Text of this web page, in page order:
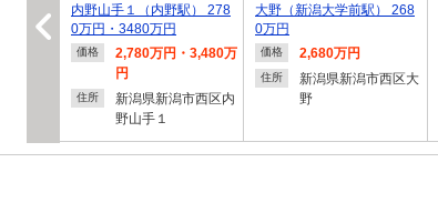
内野山手１（内野駅） 278
0万円・3480万円
価格
2,780万円・3,480万
円
住所
新潟県新潟市西区内
野山手１
大野（新潟大学前駅） 268
0万円
価格 2,680万円
住所
新潟県新潟市西区大
野